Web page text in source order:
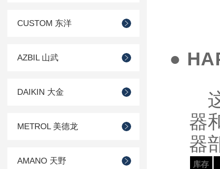
CUSTOM 东洋
AZBIL 山武
DAIKIN 大金
METROL 美德龙
AMANO 天野
●
器
器
库存